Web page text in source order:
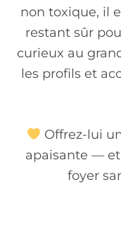
non toxique, il
restant sûr
curieux au
les profils et
Offrez-lui
apaisante — et
foyer